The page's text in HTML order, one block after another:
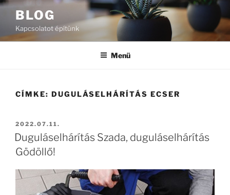
Tartalomhoz
BLOG
Kapcsolatot építünk
Menü
CÍMKE: DUGULÁSELHÁRÍTÁS ECSER
BEKÜLDVE:
2022.07.11.
Duguláselhárítás Szada, duguláselhárítás
Gödöllő!